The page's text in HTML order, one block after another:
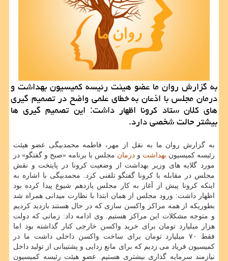
به گزارش روان ما عضو هیئت رئیسه کمیسیون بهداشت و
درمان مجلس با اذعان به خطای علمی واضح در تصمیم گیری
های کلان ستاد کرونا اظهار داشت: این تصمیم گیری ها
بیشتر حالت شخصی دارد.
به گزارش روان ما به نقل از مهر، فاطمه محمدبیگی عضو هیئت
رئیسه کمیسیون بهداشت و درمان مجلس با برنامه «صبح و گفتگو» در
مورد گلایه های وزیر بهداشت از وضعیت کرونا در پایتخت و نقش
مجلس در مقابله با کرونا گفتگو تلفنی کرد. محمدبیگی با اشاره به
اینکه کرونا پیش از آغاز به کار مجلس یازدهم شیوع پیدا کرده بود
اظهار داشت: ورود مجلس از همان ابتدا با نظارت میدانی همراه شد
بطوریکه از همه مراکز واکسن سازی که در حال هستند بازدید کردیم
و متوجه مشکلات این مراکز هستیم. وی ادامه داد: زمانی که دولت
هزار میلیارد تومان برای خرید واکسن خارجی کنار گذاشته بود اما
فقط ۷۰ میلیارد تومان برای ساخت واکسن داخلی داشت ما در
کمیسیون فریاد می زدیم که برای مانع زدایی و پشتیبانی از تولید داخل
نیازمند سرمایه گذاری بیشتری هستیم. عضو هیئت رئیسه کمیسیون